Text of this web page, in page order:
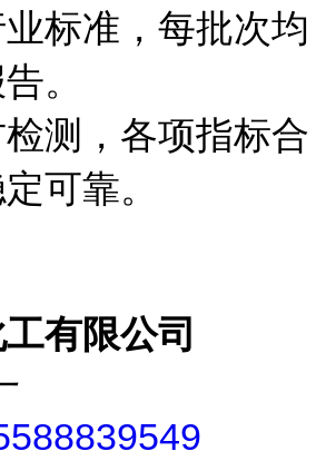
标准，每批次均
。
测，各项指标合
可靠。
有限公司